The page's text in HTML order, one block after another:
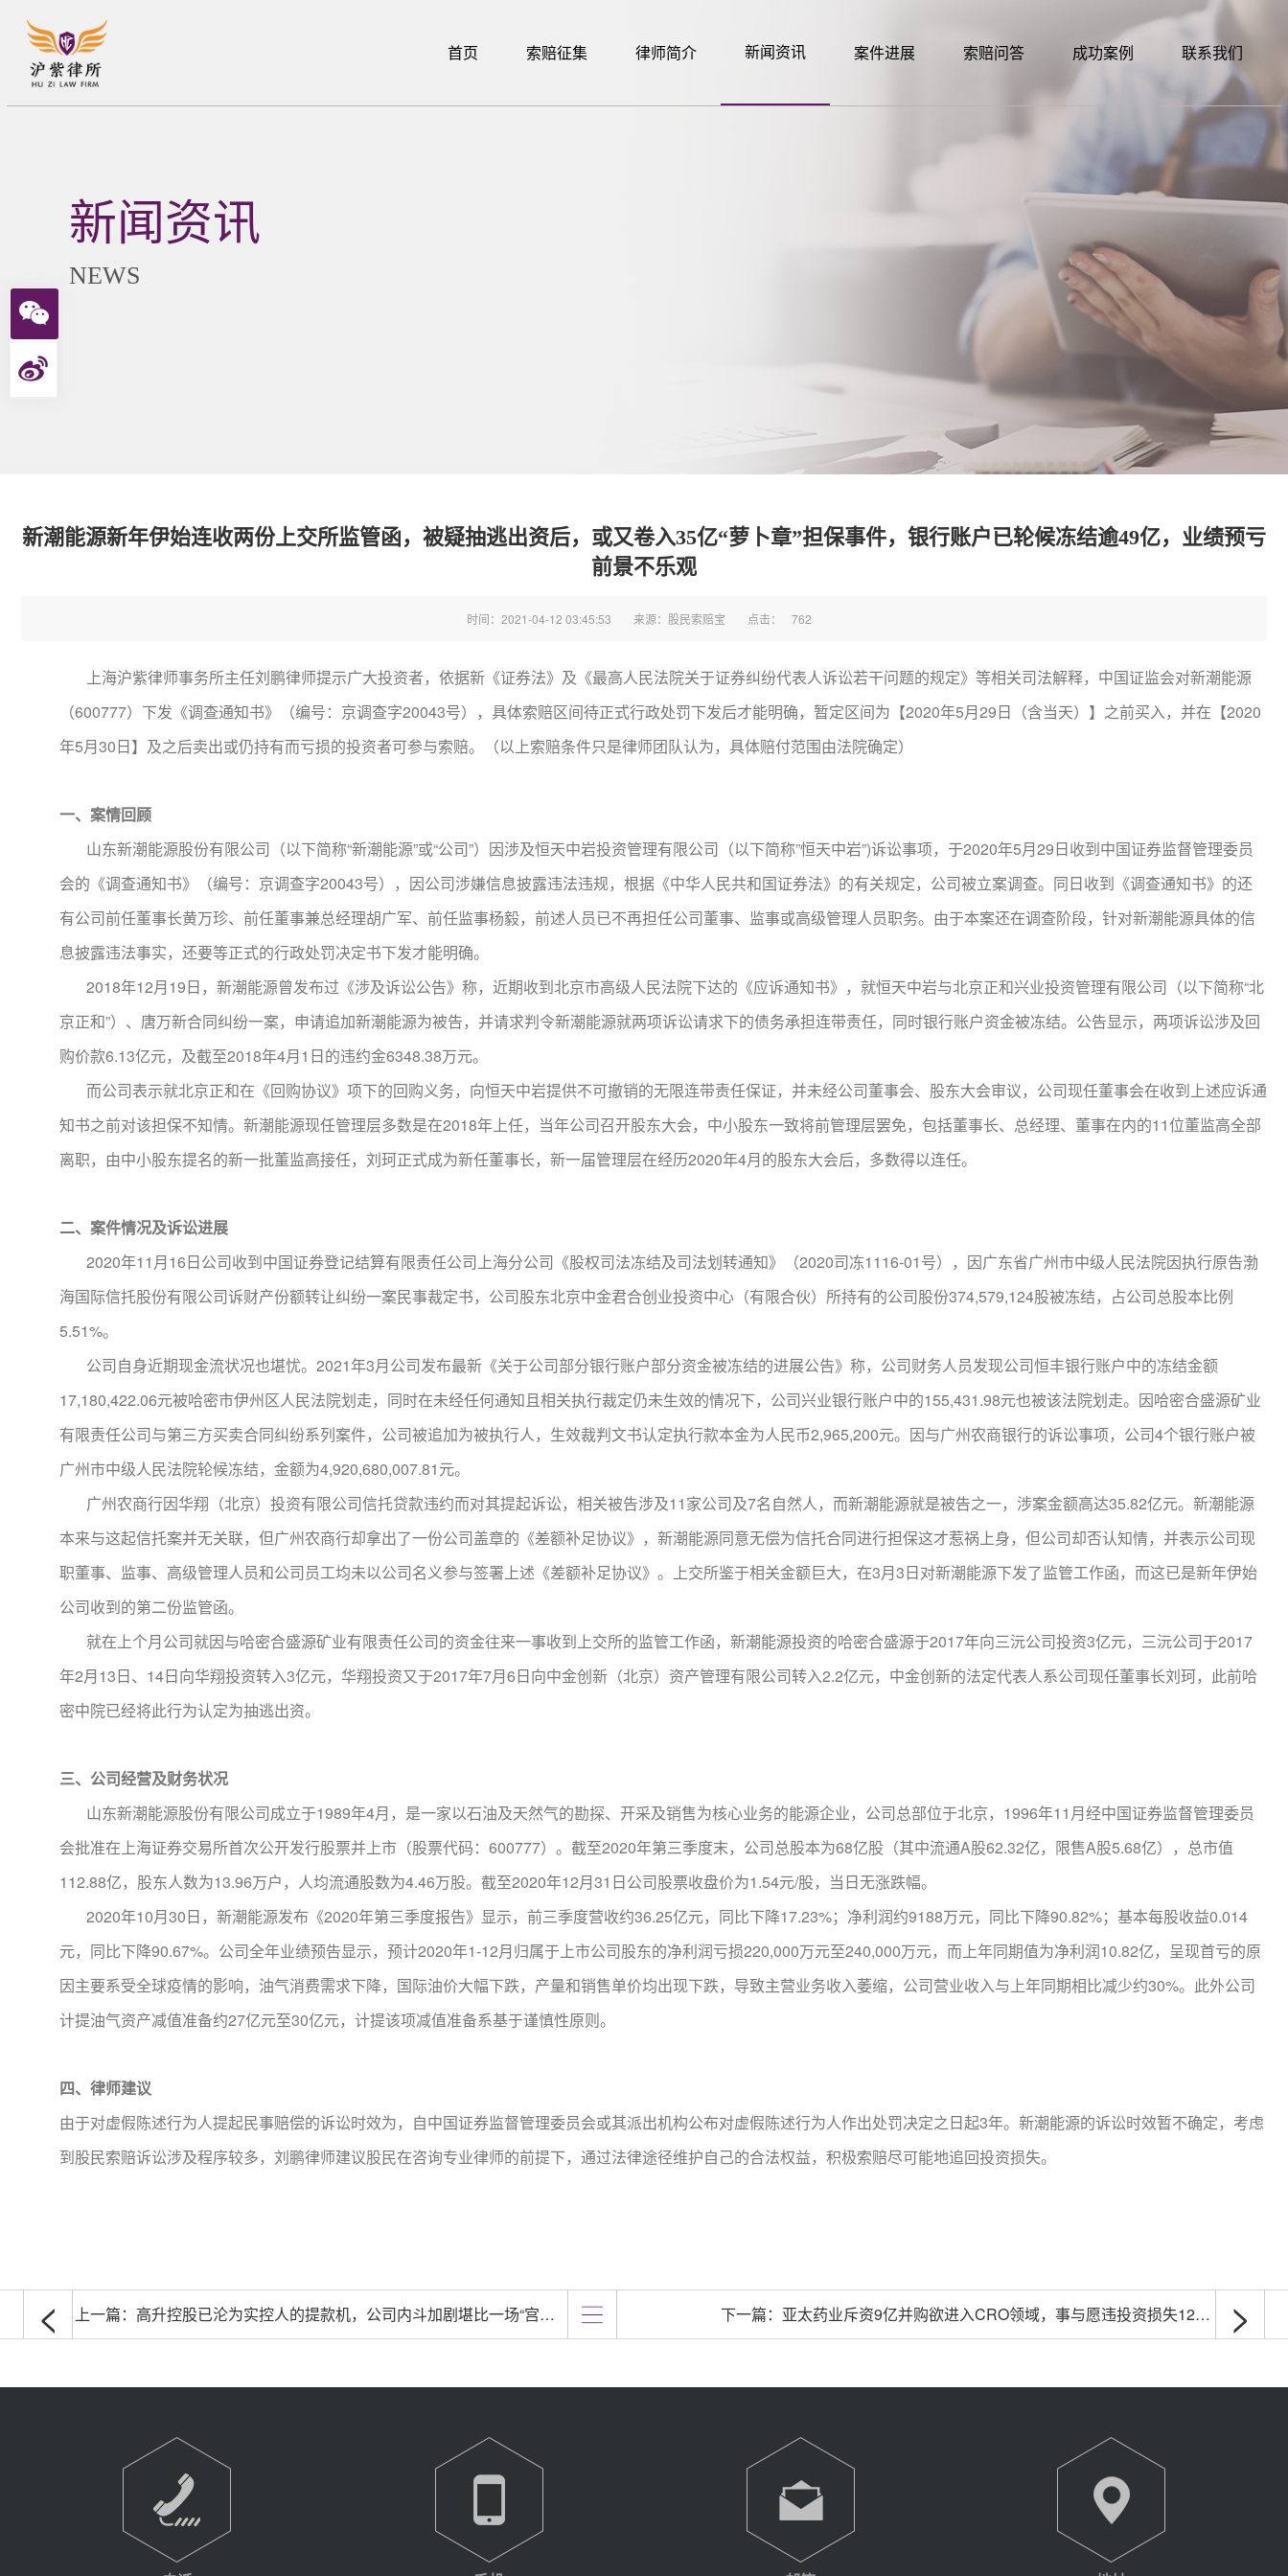
首页 索赔征集 律师简介 新闻资讯 案件进展 索赔问答 成功案例 联系我们
新闻资讯
NEWS
新潮能源新年伊始连收两份上交所监管函，被疑抽逃出资后，或又卷入35亿“萝卜章”担保事件，银行账户已轮候冻结逾49亿，业绩预亏
前景不乐观
时间：2021-04-12 03:45:53 来源：股民索赔宝 点击： 762
上海沪紫律师事务所主任刘鹏律师提示广大投资者，依据新《证券法》及《最高人民法院关于证券纠纷代表人诉讼若干问题的规定》等相关司法解释，中国证监会对新潮能源
（600777）下发《调查通知书》（编号：京调查字20043号），具体索赔区间待正式行政处罚下发后才能明确，暂定区间为【2020年5月29日（含当天）】之前买入，并在【2020
年5月30日】及之后卖出或仍持有而亏损的投资者可参与索赔。（以上索赔条件只是律师团队认为，具体赔付范围由法院确定）
一、案情回顾
山东新潮能源股份有限公司（以下简称“新潮能源”或“公司”）因涉及恒天中岩投资管理有限公司（以下简称”恒天中岩”)诉讼事项，于2020年5月29日收到中国证券监督管理委员
会的《调查通知书》（编号：京调查字20043号），因公司涉嫌信息披露违法违规，根据《中华人民共和国证券法》的有关规定，公司被立案调查。同日收到《调查通知书》的还
有公司前任董事长黄万珍、前任董事兼总经理胡广军、前任监事杨毅，前述人员已不再担任公司董事、监事或高级管理人员职务。由于本案还在调查阶段，针对新潮能源具体的信
息披露违法事实，还要等正式的行政处罚决定书下发才能明确。
2018年12月19日，新潮能源曾发布过《涉及诉讼公告》称，近期收到北京市高级人民法院下达的《应诉通知书》，就恒天中岩与北京正和兴业投资管理有限公司（以下简称“北
京正和”）、唐万新合同纠纷一案，申请追加新潮能源为被告，并请求判令新潮能源就两项诉讼请求下的债务承担连带责任，同时银行账户资金被冻结。公告显示，两项诉讼涉及回
购价款6.13亿元，及截至2018年4月1日的违约金6348.38万元。
而公司表示就北京正和在《回购协议》项下的回购义务，向恒天中岩提供不可撤销的无限连带责任保证，并未经公司董事会、股东大会审议，公司现任董事会在收到上述应诉通
知书之前对该担保不知情。新潮能源现任管理层多数是在2018年上任，当年公司召开股东大会，中小股东一致将前管理层罢免，包括董事长、总经理、董事在内的11位董监高全部
离职，由中小股东提名的新一批董监高接任，刘珂正式成为新任董事长，新一届管理层在经历2020年4月的股东大会后，多数得以连任。
二、案件情况及诉讼进展
2020年11月16日公司收到中国证券登记结算有限责任公司上海分公司《股权司法冻结及司法划转通知》（2020司冻1116-01号），因广东省广州市中级人民法院因执行原告渤
海国际信托股份有限公司诉财产份额转让纠纷一案民事裁定书，公司股东北京中金君合创业投资中心（有限合伙）所持有的公司股份374,579,124股被冻结，占公司总股本比例
5.51%。
公司自身近期现金流状况也堪忧。2021年3月公司发布最新《关于公司部分银行账户部分资金被冻结的进展公告》称，公司财务人员发现公司恒丰银行账户中的冻结金额
17,180,422.06元被哈密市伊州区人民法院划走，同时在未经任何通知且相关执行裁定仍未生效的情况下，公司兴业银行账户中的155,431.98元也被该法院划走。因哈密合盛源矿业
有限责任公司与第三方买卖合同纠纷系列案件，公司被追加为被执行人，生效裁判文书认定执行款本金为人民币2,965,200元。因与广州农商银行的诉讼事项，公司4个银行账户被
广州市中级人民法院轮候冻结，金额为4,920,680,007.81元。
广州农商行因华翔（北京）投资有限公司信托贷款违约而对其提起诉讼，相关被告涉及11家公司及7名自然人，而新潮能源就是被告之一，涉案金额高达35.82亿元。新潮能源
本来与这起信托案并无关联，但广州农商行却拿出了一份公司盖章的《差额补足协议》，新潮能源同意无偿为信托合同进行担保这才惹祸上身，但公司却否认知情，并表示公司现
职董事、监事、高级管理人员和公司员工均未以公司名义参与签署上述《差额补足协议》。上交所鉴于相关金额巨大，在3月3日对新潮能源下发了监管工作函，而这已是新年伊始
公司收到的第二份监管函。
就在上个月公司就因与哈密合盛源矿业有限责任公司的资金往来一事收到上交所的监管工作函，新潮能源投资的哈密合盛源于2017年向三沅公司投资3亿元，三沅公司于2017
年2月13日、14日向华翔投资转入3亿元，华翔投资又于2017年7月6日向中金创新（北京）资产管理有限公司转入2.2亿元，中金创新的法定代表人系公司现任董事长刘珂，此前哈
密中院已经将此行为认定为抽逃出资。
三、公司经营及财务状况
山东新潮能源股份有限公司成立于1989年4月，是一家以石油及天然气的勘探、开采及销售为核心业务的能源企业，公司总部位于北京，1996年11月经中国证券监督管理委员
会批准在上海证券交易所首次公开发行股票并上市（股票代码：600777）。截至2020年第三季度末，公司总股本为68亿股（其中流通A股62.32亿，限售A股5.68亿），总市值
112.88亿，股东人数为13.96万户，人均流通股数为4.46万股。截至2020年12月31日公司股票收盘价为1.54元/股，当日无涨跌幅。
2020年10月30日，新潮能源发布《2020年第三季度报告》显示，前三季度营收约36.25亿元，同比下降17.23%；净利润约9188万元，同比下降90.82%；基本每股收益0.014
元，同比下降90.67%。公司全年业绩预告显示，预计2020年1-12月归属于上市公司股东的净利润亏损220,000万元至240,000万元，而上年同期值为净利润10.82亿，呈现首亏的原
因主要系受全球疫情的影响，油气消费需求下降，国际油价大幅下跌，产量和销售单价均出现下跌，导致主营业务收入萎缩，公司营业收入与上年同期相比减少约30%。此外公司
计提油气资产减值准备约27亿元至30亿元，计提该项减值准备系基于谨慎性原则。
四、律师建议
由于对虚假陈述行为人提起民事赔偿的诉讼时效为，自中国证券监督管理委员会或其派出机构公布对虚假陈述行为人作出处罚决定之日起3年。新潮能源的诉讼时效暂不确定，考虑
到股民索赔诉讼涉及程序较多，刘鹏律师建议股民在咨询专业律师的前提下，通过法律途径维护自己的合法权益，积极索赔尽可能地追回投资损失。
< 上一篇： 高升控股已沦为实控人的提款机，公司内斗加剧堪比一场“宫斗大戏”，公司提管辖权异议拖延股民索赔诉讼，移送至管辖法院一审已开庭 >
下一篇： 亚太药业斥资9亿并购欲进入CRO领域，事与愿违投资损失12.4亿，证监会顶格处罚及当事人市场禁入处罚拟下发，公司全年业绩预增还靠拆迁补偿款